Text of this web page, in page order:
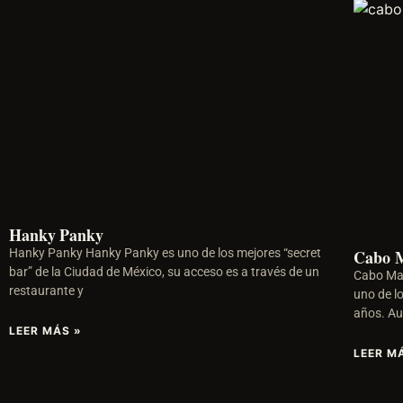
Hanky Panky
Hanky Panky Hanky Panky es uno de los mejores “secret
bar” de la Ciudad de México, su acceso es a través de un
restaurante y
LEER MÁS »
Cabo
Cabo
uno de
años.
LEER